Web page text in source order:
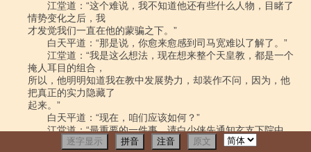
逐字显示 拼音 注音 原文